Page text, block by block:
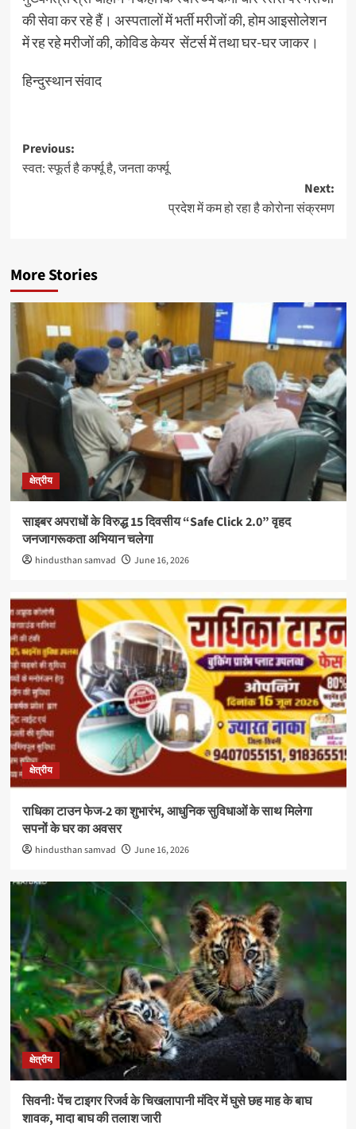
की सेवा कर रहे हैं। अस्पतालों में भर्ती मरीजों की, होम आइसोलेशन
में रह रहे मरीजों की, कोविड केयर सेंटर्स में तथा घर-घर जाकर।
हिन्दुस्थान संवाद
Post
navigation
Previous:
स्वत: स्फूर्त है कर्फ्यू है, जनता कर्फ्यू
Next:
प्रदेश में कम हो रहा है कोरोना संक्रमण
More Stories
क्षेत्रीय
साइबर अपराधों के विरुद्ध 15 दिवसीय “Safe Click 2.0” वृहद
जनजागरूकता अभियान चलेगा
hindusthan samvad June 16, 2026
क्षेत्रीय
राधिका टाउन फेज-2 का शुभारंभ, आधुनिक सुविधाओं के साथ मिलेगा
सपनों के घर का अवसर
hindusthan samvad June 16, 2026
क्षेत्रीय
सिवनीः पेंच टाइगर रिजर्व के चिखलापानी मंदिर में घुसे छह माह के बाघ
शावक, मादा बाघ की तलाश जारी